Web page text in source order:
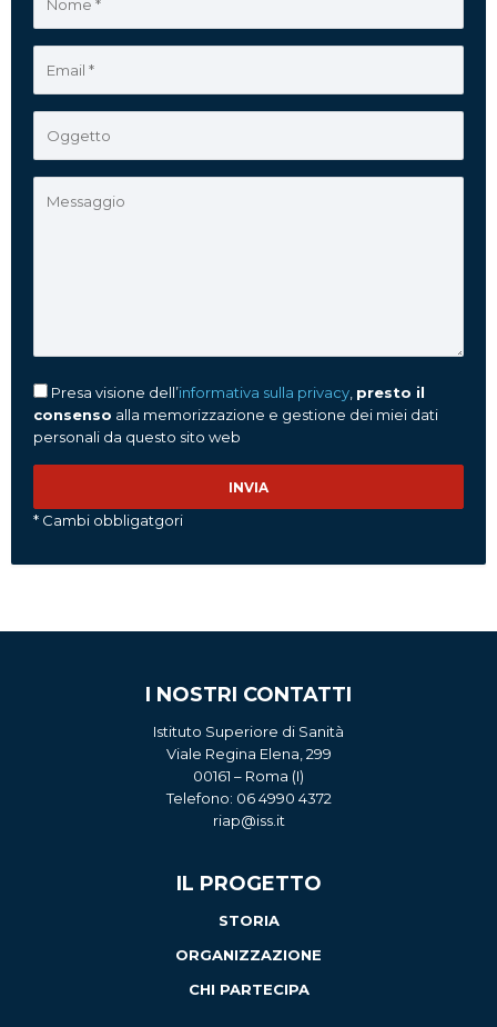
Presa visione dell’informativa sulla privacy presto il
consenso alla memorizzazione e gestione dei miei dati
personali da questo sito web
* Cambi obbligatgori
I NOSTRI CONTATTI
Istituto Superiore di Sanità
Viale Regina Elena, 299
00161 – Roma (I)
Telefono: 06 4990 4372
riap@iss.it
IL PROGETTO
STORIA
ORGANIZZAZIONE
CHI PARTECIPA